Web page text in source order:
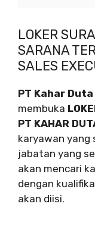
LOKER
SARANA
SALES
PT Kahar
membuka
PT KAHAR
karyawan yang
jabatan yang
akan mencari
dengan
akan diisi.